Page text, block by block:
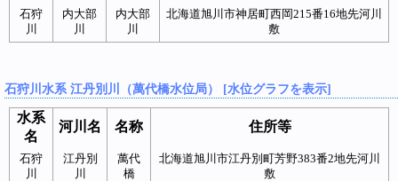
石狩
川
内大部
川
内大部
川
北海道旭川市神居町西岡215番16地先河川
敷
石狩川水系 江丹別川（萬代橋水位局） [水位グラフを表示]
水系
名
河川名 名称 住所等
石狩
川
江丹別
川
萬代
橋
北海道旭川市江丹別町芳野383番2地先河川
敷